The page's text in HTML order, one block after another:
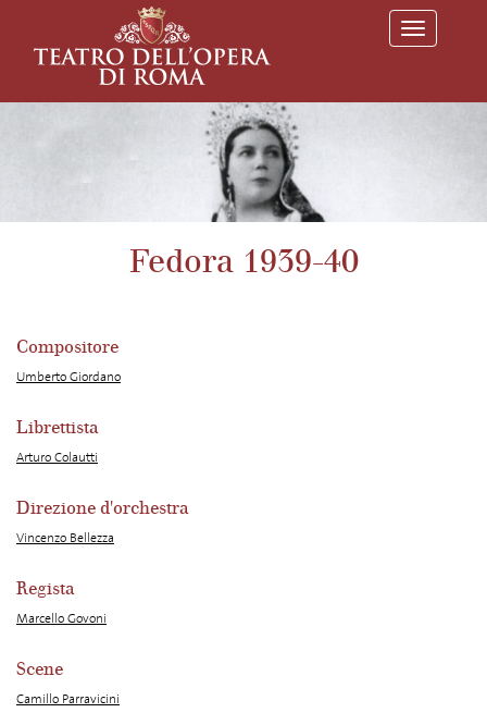
T
o
l
Fedora 1939-40
Compositore
Umberto Giordano
Librettista
Arturo Colautti
Direzione d'orchestra
Vincenzo Bellezza
Regista
Marcello Govoni
Scene
Camillo Parravicini